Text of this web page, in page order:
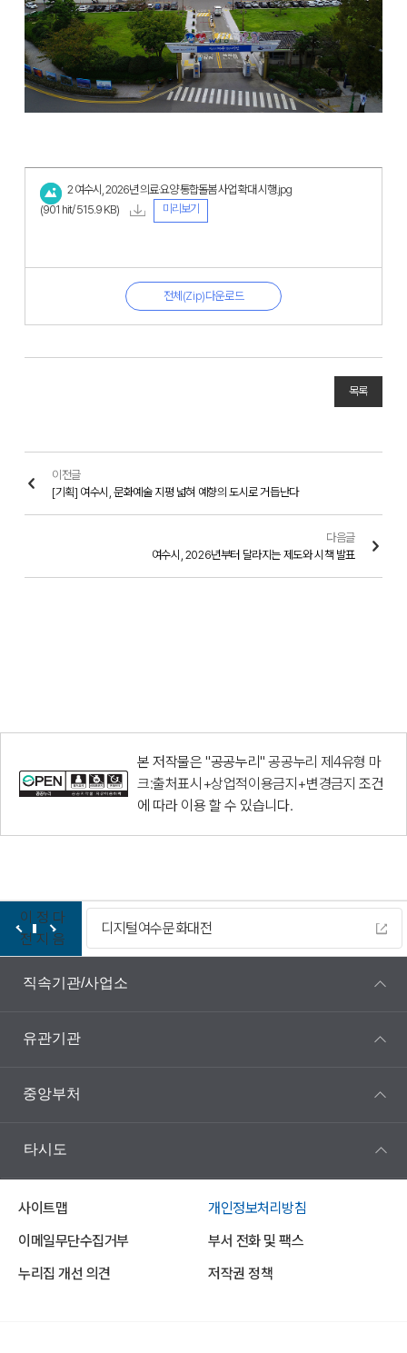
2 여수시, 2026년 의료·요양 통합돌봄 사업 확대 시행.jpg
(901 hit/ 515.9 KB)
미리보기
전체(Zip)다운로드
목록
이전글
[기획] 여수시, 문화예술 지평 넓혀 예향의 도시로 거듭난다
다음글
여수시, 2026년부터 달라지는 제도와 시책 발표
본 저작물은 "공공누리"공공누리 제4유형 마
크:출처표시+상업적이용금지+변경금지 조건
에 따라 이용 할 수 있습니다.
이
전
정
지
다
음
디지털여수문화대전
직속기관/사업소
유관기관
중앙부처
타시도
사이트맵
개인정보처리방침
이메일무단수집거부
부서 전화 및 팩스
누리집 개선 의견
저작권 정책